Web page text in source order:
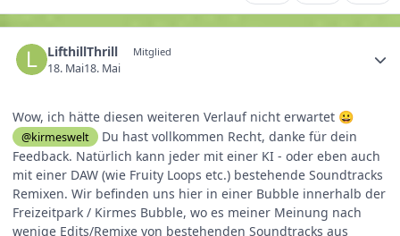
LifthillThrill Mitglied
18. Mai18. Mai
Wow, ich hätte diesen weiteren Verlauf nicht erwartet 😀
@kirmeswelt
Du hast vollkommen Recht, danke für dein
Feedback. Natürlich kann jeder mit einer KI - oder eben auch
mit einer DAW (wie Fruity Loops etc.) bestehende Soundtracks
Remixen. Wir befinden uns hier in einer Bubble innerhalb der
Freizeitpark / Kirmes Bubble, wo es meiner Meinung nach
wenige Edits/Remixe von bestehenden Soundtracks aus